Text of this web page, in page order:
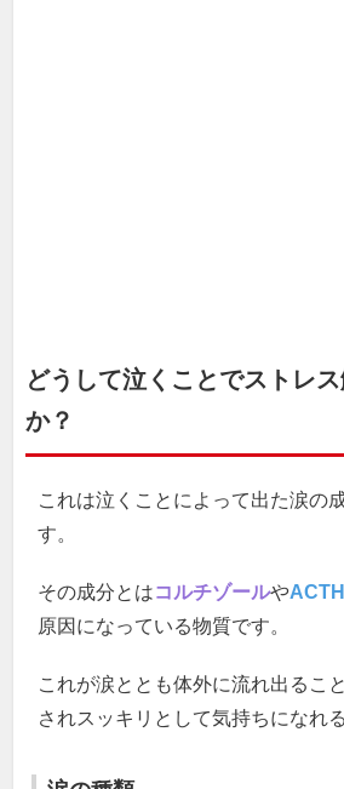
どうして泣くことでストレ
か？
これは泣くことによって出た涙の
す。
その成分とはコルチゾールやACTH
原因になっている物質です。
これが涙ととも体外に流れ出るこ
されスッキリとして気持ちになれ